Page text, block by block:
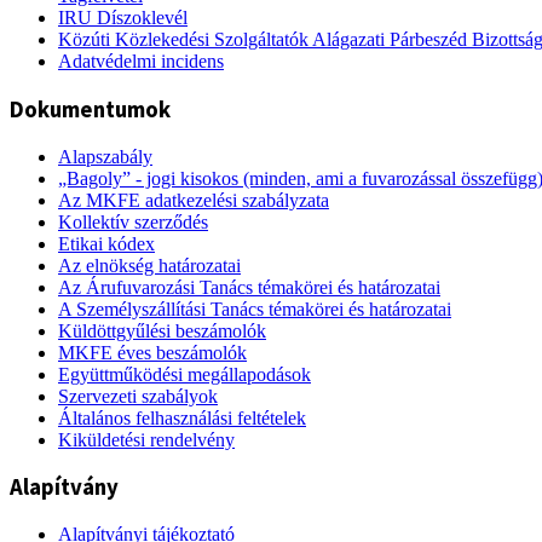
IRU Díszoklevél
Közúti Közlekedési Szolgáltatók Alágazati Párbeszéd
Adatvédelmi incidens
Dokumentumok
Alapszabály
„Bagoly” - jogi kisokos (minden, ami a fuvarozással összefügg)
Az MKFE adatkezelési szabályzata
Kollektív szerződés
Etikai kódex
Az elnökség határozatai
Az Árufuvarozási Tanács témakörei és határozatai
A Személyszállítási Tanács témakörei és határozatai
Küldöttgyűlési beszámolók
MKFE éves beszámolók
Együttműködési megállapodások
Szervezeti szabályok
Általános felhasználási feltételek
Kiküldetési rendelvény
Alapítvány
Alapítványi tájékoztató